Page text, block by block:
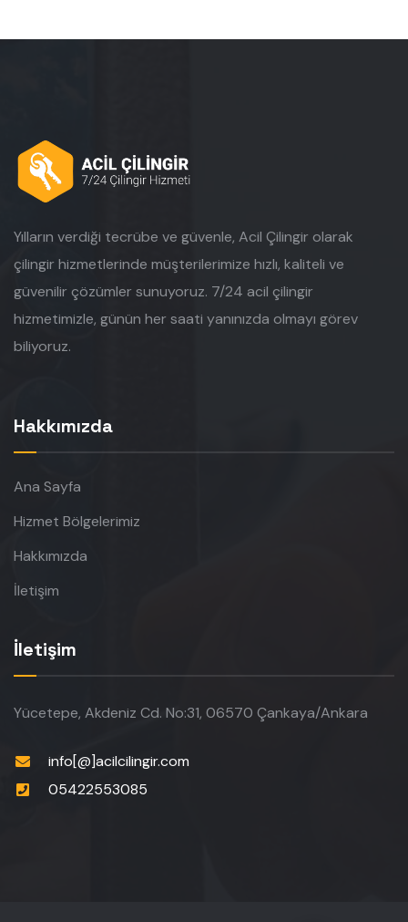
Yılların verdiği tecrübe ve güvenle, Acil Çilingir olarak
çilingir hizmetlerinde müşterilerimize hızlı, kaliteli ve
güvenilir çözümler sunuyoruz. 7/24 acil çilingir
hizmetimizle, günün her saati yanınızda olmayı görev
biliyoruz.
Hakkımızda
Ana Sayfa
Hizmet Bölgelerimiz
Hakkımızda
İletişim
İletişim
Yücetepe, Akdeniz Cd. No:31, 06570 Çankaya/Ankara
info[@]acilcilingir.com
05422553085